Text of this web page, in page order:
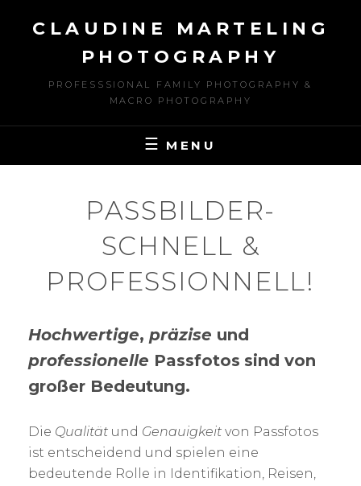
CLAUDINE MARTELING
PHOTOGRAPHY
PROFESSSIONAL FAMILY PHOTOGRAPHY &
MACRO PHOTOGRAPHY
MENU
PASSBILDER-
SCHNELL &
PROFESSIONNELL!
Hochwertige, präzise und
professionelle Passfotos sind von
großer Bedeutung.
Die Qualität und Genauigkeit von Passfotos
ist entscheidend und spielen eine
bedeutende Rolle in Identifikation, Reisen,